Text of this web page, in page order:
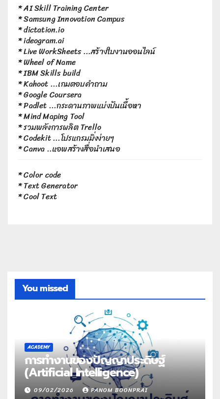
*AI Skill Training Center
*Samsung Innovation Campus
*dictation.io
*ideogram.ai
*Live WorkSheets...สร้างใบงานออนไลน์
*Wheel of Name
*IBM Skills build
*Kahoot...เกมตอบคำถาม
*Google Coursera
*Padlet...กระดานภาพแบ่งปันเนื้อหา
*Mind Maping Tool
*รวมพลังการผลิต Trello
*Codekit...โปรแกรมมิ่งง่ายๆ
*Canva..แอพสร้างสื่อนำเสนอ
*Color code
*Text Generator
*Cool Text
You missed
ACADEMY
การทำงานของปัญญาประดิษฐ์
(Artificial Intelligence)
09/02/2026 PANOM BOONPRAI